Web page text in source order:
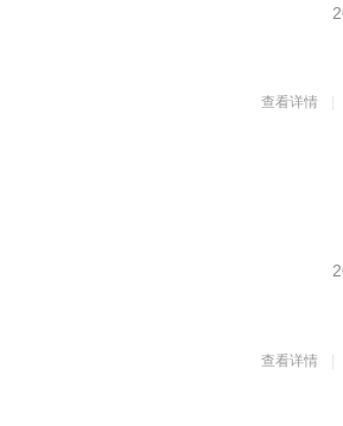
查看详情
查看详情